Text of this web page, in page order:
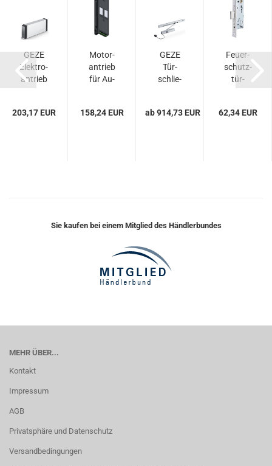
GEZE
Elek­tro­
an­trieb
230V
203,17 EUR
Mo­tor­
an­trieb
für Au­
158,24 EUR
GEZE
Tür­
schlie­
RFS EN
ab 914,73 EUR
Feu­er­
schutz­
tür­
1828
62,34 EUR
Sie kaufen bei einem Mitglied des Händlerbundes
MEHR ÜBER...
Kontakt
Impressum
AGB
Privatsphäre und Datenschutz
Versandbedingungen